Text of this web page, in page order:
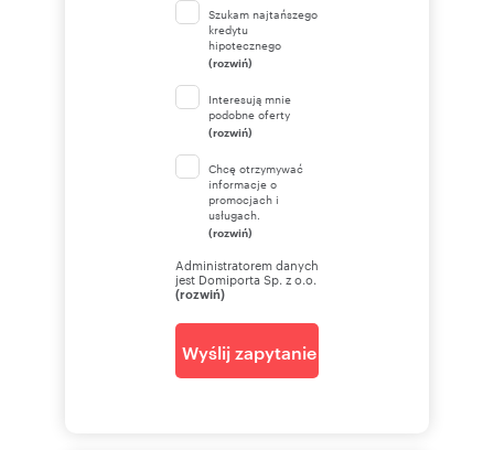
Szukam najtańszego
kredytu
hipotecznego
(rozwiń)
Interesują mnie
podobne oferty
(rozwiń)
Chcę otrzymywać
informacje o
promocjach i
usługach.
(rozwiń)
Administratorem danych
jest Domiporta Sp. z o.o.
(rozwiń)
Wyślij zapytanie